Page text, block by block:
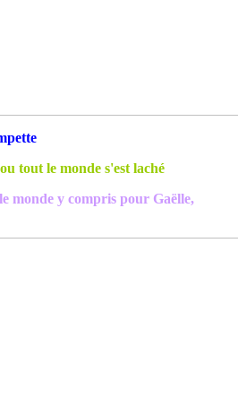
tout le monde s'est laché
monde y compris pour Gaëlle,